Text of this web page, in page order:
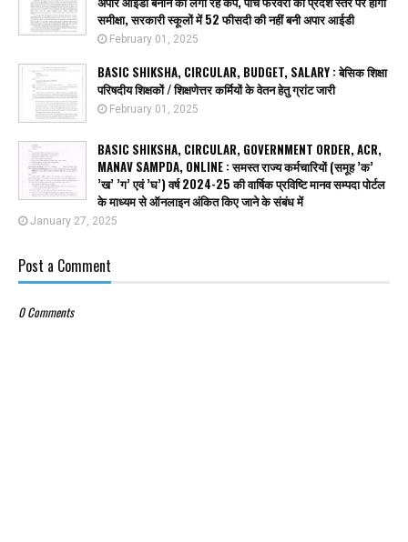
समीक्षा, सरकारी स्कूलों में 52 फीसदी की नहीं बनी अपार आईडी
February 01, 2025
BASIC SHIKSHA, CIRCULAR, BUDGET, SALARY : बेसिक शिक्षा
परिषदीय शिक्षकों / शिक्षणेत्तर कर्मियों के वेतन हेतु ग्रांट जारी
February 01, 2025
BASIC SHIKSHA, CIRCULAR, GOVERNMENT ORDER, ACR,
MANAV SAMPDA, ONLINE : समस्त राज्य कर्मचारियों (समूह ’क’
’ख’ ’ग’ एवं ’घ’) वर्ष 2024-25 की वार्षिक प्रविष्टि मानव सम्पदा पोर्टल
के माध्यम से ऑनलाइन अंकित किए जाने के संबंध में
January 27, 2025
Post a Comment
0 Comments